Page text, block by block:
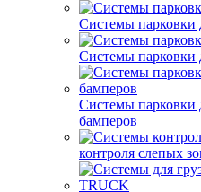
Системы парковки
Системы парковки
Системы парковки
бамперов
контроля слепых